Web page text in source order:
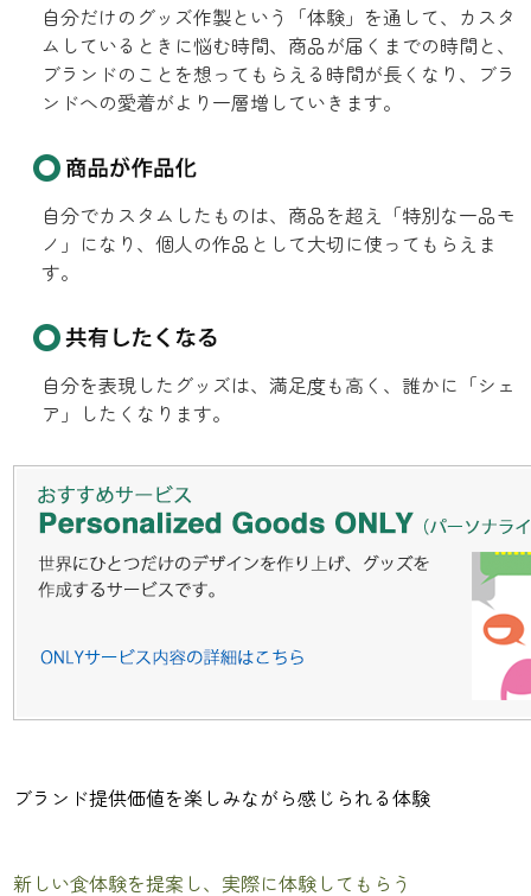
自分だけのグッズ作製という「体験」を通して、カスタ
ムしているときに悩む時間、商品が届くまでの時間と、
ブランドのことを想ってもらえる時間が長くなり、ブラ
ンドへの愛着がより一層増していきます。
自分でカスタムしたものは、商品を超え「特別な一品モ
ノ」になり、個人の作品として大切に使ってもらえま
す。
自分を表現したグッズは、満足度も高く、誰かに「シェ
ア」したくなります。
ブランド提供価値を楽しみながら感じられる体験
新しい食体験を提案し、実際に体験してもらう